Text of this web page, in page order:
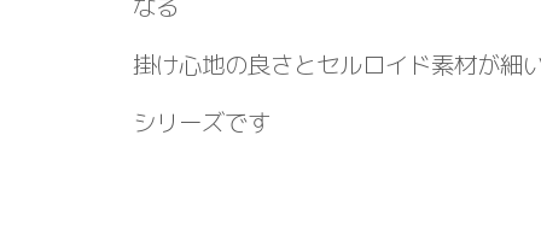
なる
掛け心地の良さとセルロイド素材が細
シリーズです